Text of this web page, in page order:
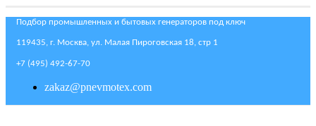
Подбор промышленных и бытовых генераторов под ключ
119435, г. Москва, ул. Малая Пироговская 18, стр 1
+7 (495) 492-67-70
zakaz@pnevmotex.com